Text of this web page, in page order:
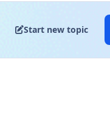
Start new topic